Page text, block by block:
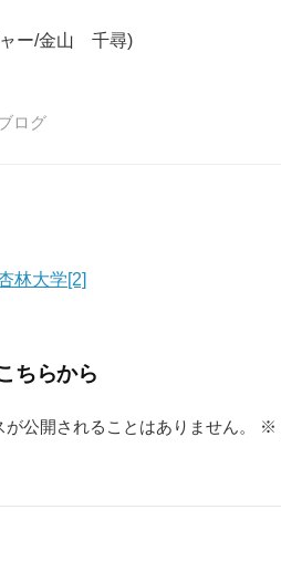
ー/金山 千尋)
ログ
林大学[2]
ちらから
が公開されることはありません。 ※